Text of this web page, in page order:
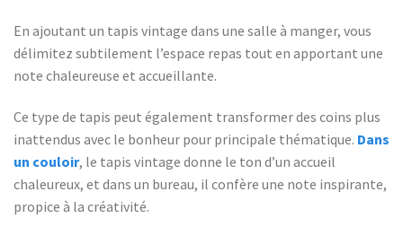
En ajoutant un tapis vintage dans une salle à manger, vous
délimitez subtilement l’espace repas tout en apportant une
note chaleureuse et accueillante.
Ce type de tapis peut également transformer des coins plus
inattendus avec le bonheur pour principale thématique. Dans
un couloir, le tapis vintage donne le ton d’un accueil
chaleureux, et dans un bureau, il confère une note inspirante,
propice à la créativité.